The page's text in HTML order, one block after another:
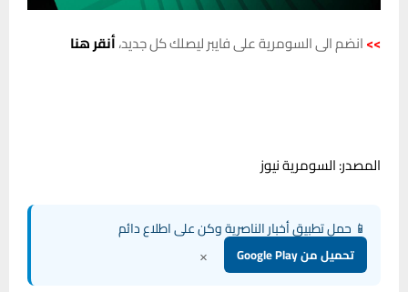
>>انضم الى السومرية على فايبر ليصلك كل جديد،أنقر هنا
المصدر: السومرية نيوز
📱 حمل تطبيق أخبار الناصرية وكن على اطلاع دائم
تحميل من Google Play ×